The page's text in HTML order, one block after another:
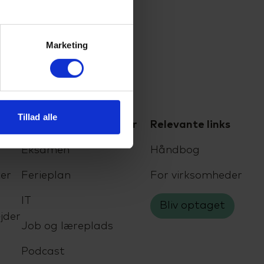
Marketing
Tillad alle
For elever og kursister
Eksamen
Ferieplan
Job og læreplads
Podcast
Relevante links
Håndbog
For virksomheder
Bliv optaget